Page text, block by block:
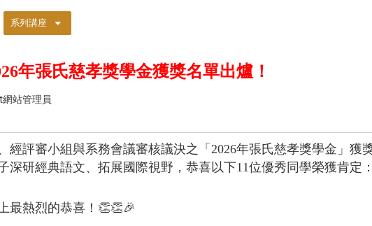
系列講座
年張氏慈孝獎學金獲獎名單出爐！
站管理員
經評審小組與系務會議審核議決之「2026年張氏慈孝獎學金」獲
深研經典語文、拓展國際視野，恭喜以下11位優秀同學榮獲肯定：
最熱烈的恭喜！👏👏🎉